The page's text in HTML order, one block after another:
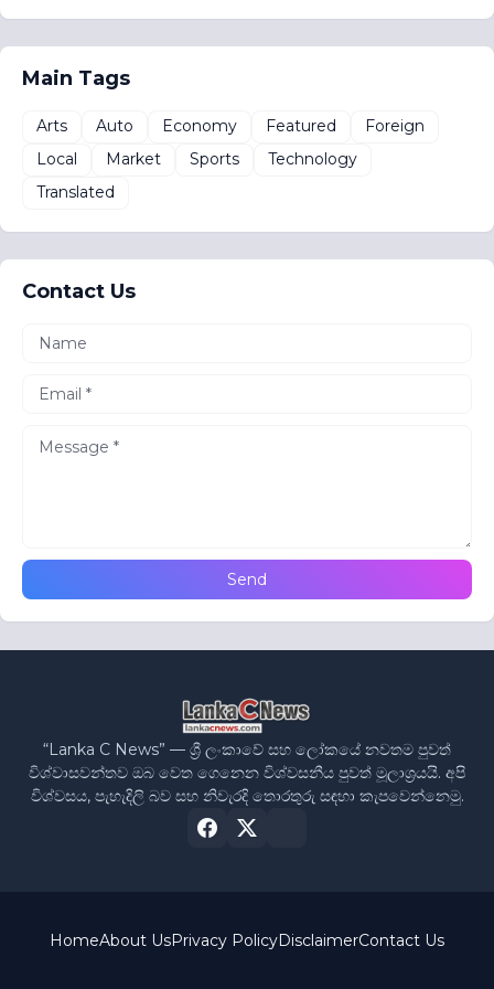
Main Tags
Arts Auto Economy Featured
Foreign
Local
Market Sports
Technology
Translated
Contact Us
“Lanka C News” — ශ්‍රී ලංකාවේ සහ ලෝකයේ නවතම පුවත්
විශ්වාසවන්තව ඔබ වෙත ගෙනෙන විශ්වසනීය පුවත් මූලාශ්‍රයයි. අපි
විශ්වසය, පැහැදිලි බව සහ නිවැරදි තොරතුරු සඳහා කැපවෙන්නෙමු.
HomeAbout UsPrivacy PolicyDisclaimerContact Us